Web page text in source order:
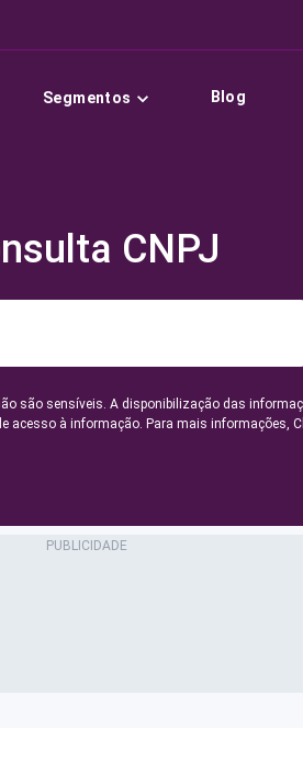
Segmentos Blog
CNPJ
são sensíveis. A disponibilização das
acesso à informação. Para mais informações,